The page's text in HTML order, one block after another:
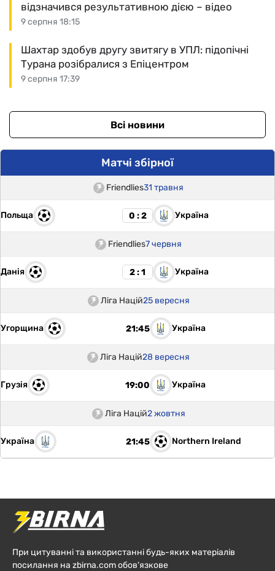
9 серпня 18:15
відзначився результативною дією – відео
9 серпня 17:39
Шахтар здобув другу звитягу в УПЛ: підопічні
Турана розібралися з Епіцентром
Всі новини
Матчі збірної
Friendlies31 травня
Польща 0 : 2 Україна
Friendlies7 червня
Данія 2 : 1 Україна
Ліга Націй25 вересня
Угорщина 21:45 Україна
Ліга Націй28 вересня
Грузія 19:00 Україна
Ліга Націй2 жовтня
Україна 21:45 Northern Ireland
При цитуванні та використанні будь-яких матеріалів
посилання на zbirna.com обов'язкове